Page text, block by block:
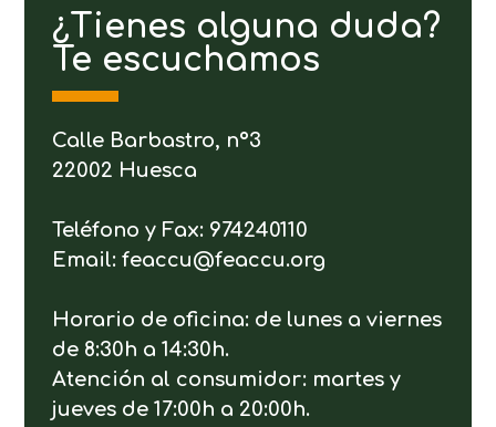
¿Tienes alguna duda?
Te escuchamos
Calle Barbastro, nº3
22002 Huesca
Teléfono y Fax: 974240110
Email: feaccu@feaccu.org
Horario de oficina: de lunes a viernes
de 8:30h a 14:30h.
Atención al consumidor: martes y
jueves de 17:00h a 20:00h.